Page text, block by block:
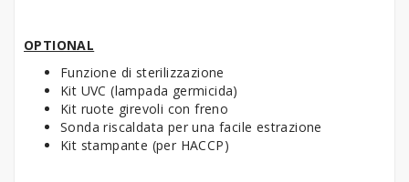
OPTIONAL
Funzione di sterilizzazione
Kit UVC (lampada germicida)
Kit ruote girevoli con freno
Sonda riscaldata per una facile estrazione
Kit stampante (per HACCP)